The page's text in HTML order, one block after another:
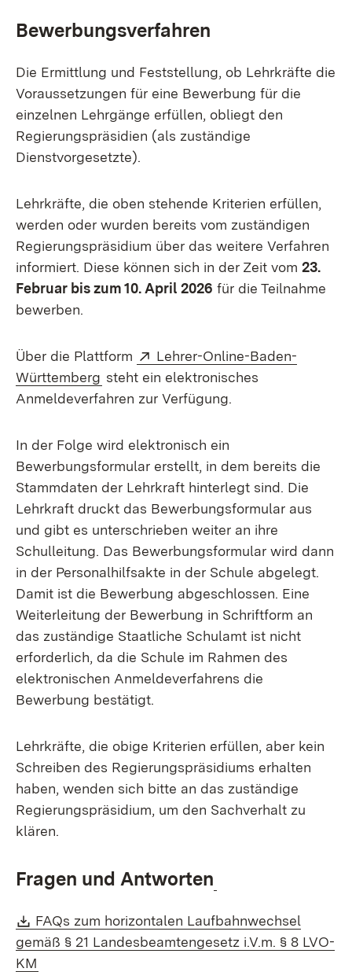
Bewerbungsverfahren
Die Ermittlung und Feststellung, ob Lehrkräfte die
Voraussetzungen für eine Bewerbung für die
einzelnen Lehrgänge erfüllen, obliegt den
Regierungspräsidien (als zuständige
Dienstvorgesetzte).
Lehrkräfte, die oben stehende Kriterien erfüllen,
werden oder wurden bereits vom zuständigen
Regierungspräsidium über das weitere Verfahren
informiert. Diese können sich in der Zeit vom 23.
Februar bis zum 10. April 2026 für die Teilnahme
bewerben.
Über die Plattform Extern:
Lehrer-Online-Baden-
Württemberg (Öffnet in neuem Fenster)
steht ein elektronisches
Anmeldeverfahren zur Verfügung.
In der Folge wird elektronisch ein
Bewerbungsformular erstellt, in dem bereits die
Stammdaten der Lehrkraft hinterlegt sind. Die
Lehrkraft druckt das Bewerbungsformular aus
und gibt es unterschrieben weiter an ihre
Schulleitung. Das Bewerbungsformular wird dann
in der Personalhilfsakte in der Schule abgelegt.
Damit ist die Bewerbung abgeschlossen. Eine
Weiterleitung der Bewerbung in Schriftform an
das zuständige Staatliche Schulamt ist nicht
erforderlich, da die Schule im Rahmen des
elektronischen Anmeldeverfahrens die
Bewerbung bestätigt.
Lehrkräfte, die obige Kriterien erfüllen, aber kein
Schreiben des Regierungspräsidiums erhalten
haben, wenden sich bitte an das zuständige
Regierungspräsidium, um den Sachverhalt zu
klären.
Fragen und Antworten
Download:
FAQs zum horizontalen Laufbahnwechsel
gemäß § 21 Landesbeamtengesetz i.V.m. § 8 LVO-
KM